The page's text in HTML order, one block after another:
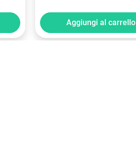
Aggiungi al carrello